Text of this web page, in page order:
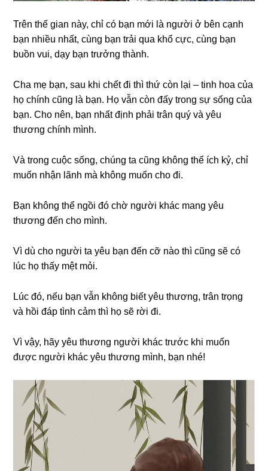
Trên thế gian này, chỉ có bạn mới là người ở bên cạnh
bạn nhiều nhất, cùng bạn trải qua khổ cực, cùng bạn
buồn vui, dạy bạn trưởng thành.
Cha mẹ bạn, sau khi chết đi thì thứ còn lại – tinh hoa của
họ chính cũng là bạn. Họ vẫn còn đấy trong sự sống của
bạn. Cho nên, bạn nhất định phải trân quý và yêu
thương chính mình.
Và trong cuộc sống, chúng ta cũng không thể ích kỷ, chỉ
muốn nhận lãnh mà không muốn cho đi.
Bạn không thể ngồi đó chờ người khác mang yêu
thương đến cho mình.
Vì dù cho người ta yêu bạn đến cỡ nào thì cũng sẽ có
lúc họ thấy mệt mỏi.
Lúc đó, nếu bạn vẫn không biết yêu thương, trân trọng
và hồi đáp tình cảm thì họ sẽ rời đi.
Vì vậy, hãy yêu thương người khác trước khi muốn
được người khác yêu thương mình, bạn nhé!